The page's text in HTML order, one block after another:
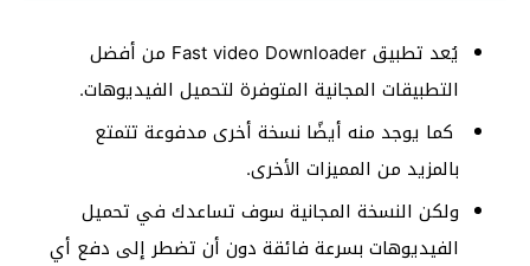
يُعد تطبيق Fast video Downloader من أفضل
التطبيقات المجانية المتوفرة لتحميل الفيديوهات.
كما يوجد منه أيضًا نسخة أخرى مدفوعة تتمتع
بالمزيد من المميزات الأخرى.
ولكن النسخة المجانية سوف تساعدك في تحميل
الفيديوهات بسرعة فائقة دون أن تضطر إلى دفع أي